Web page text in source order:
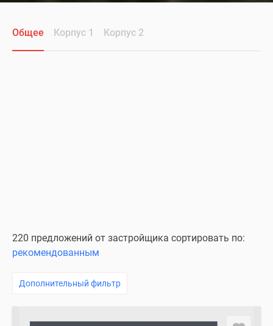
Общее Корпус 1 Корпус 2
220 предложений от застройщика сортировать по:
рекомендованным
Дополнительный фильтр